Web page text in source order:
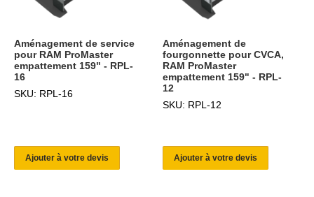
Aménagement de service
pour RAM ProMaster
empattement 159" - RPL-
16
SKU: RPL-16
Ajouter à votre devis
Aménagement de
fourgonnette pour CVCA,
RAM ProMaster
empattement 159" - RPL-
12
SKU: RPL-12
Ajouter à votre devis